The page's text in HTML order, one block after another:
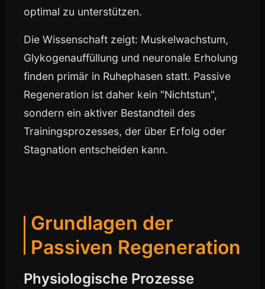
optimal zu unterstützen.
Die Wissenschaft zeigt: Muskelwachstum,
Glykogenauffüllung und neuronale Erholung
finden primär in Ruhephasen statt. Passive
Regeneration ist daher kein "Nichtstun",
sondern ein aktiver Bestandteil des
Trainingsprozesses, der über Erfolg oder
Stagnation entscheiden kann.
Grundlagen der
Passiven Regeneration
Physiologische Prozesse